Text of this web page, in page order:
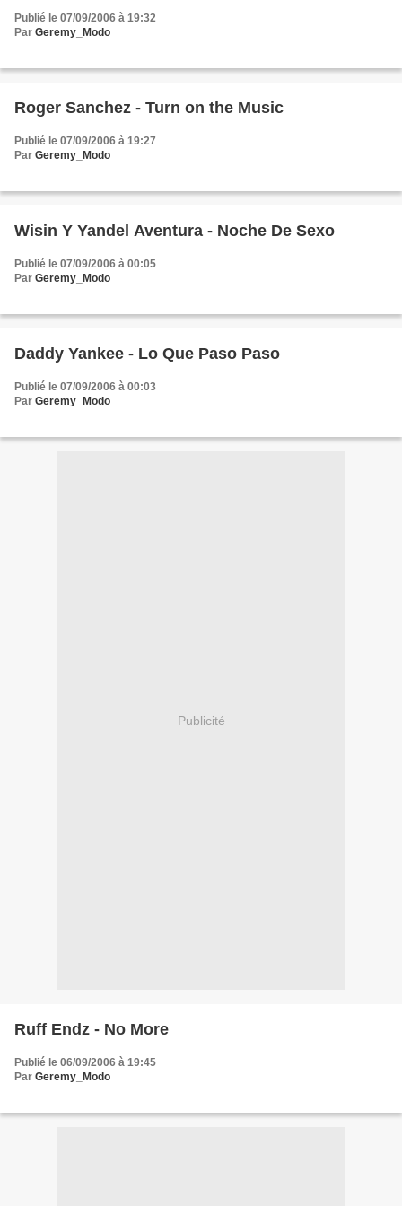
Publié le 07/09/2006 à 19:32
Par Geremy_Modo
Roger Sanchez - Turn on the Music
Publié le 07/09/2006 à 19:27
Par Geremy_Modo
Wisin Y Yandel Aventura - Noche De Sexo
Publié le 07/09/2006 à 00:05
Par Geremy_Modo
Daddy Yankee - Lo Que Paso Paso
Publié le 07/09/2006 à 00:03
Par Geremy_Modo
Publicité
Ruff Endz - No More
Publié le 06/09/2006 à 19:45
Par Geremy_Modo